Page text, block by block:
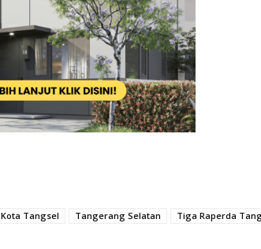
Kota Tangsel Tangerang Selatan
Tiga Raperda